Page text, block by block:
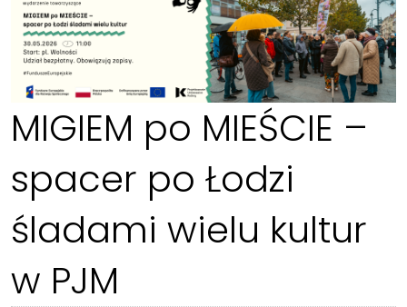
MIGIEM po MIEŚCIE –
spacer po Łodzi
śladami wielu kultur
w PJM